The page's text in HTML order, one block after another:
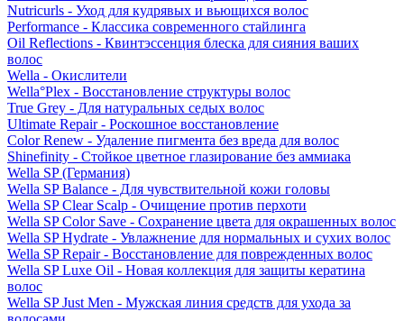
Nutricurls - Уход для кудрявых и вьющихся волос
Performance - Классика современного стайлинга
Oil Reflections - Квинтэссенция блеска для сияния ваших
волос
Wella - Окислители
Wella°Plex - Восстановление структуры волос
True Grey - Для натуральных седых волос
Ultimate Repair - Роскошное восстановление
Color Renew - Удаление пигмента без вреда для волос
Shinefinity - Стойкое цветное глазирование без аммиака
Wella SP (Германия)
Wella SP Balance - Для чувствительной кожи головы
Wella SP Clear Scalp - Очищение против перхоти
Wella SP Color Save - Сохранение цвета для окрашенных волос
Wella SP Hydrate - Увлажнение для нормальных и сухих волос
Wella SP Repair - Восстановление для поврежденных волос
Wella SP Luxe Oil - Новая коллекция для защиты кератина
волос
Wella SP Just Men - Мужская линия средств для ухода за